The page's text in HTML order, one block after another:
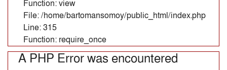
Function: view
File: /home/bartomansomoy/public_html/index.php
Line: 315
Function: require_once
A PHP Error was encountered